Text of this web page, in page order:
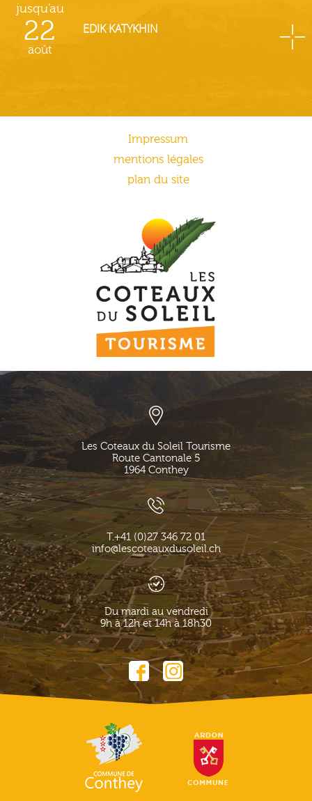
jusqu'au
22
août
EDIK KATYKHIN
Impressum
mentions légales
plan du site
Les Coteaux du Soleil Tourisme
Route Cantonale 5
1964 Conthey
T.+41 (0)27 346 72 01
info@lescoteauxdusoleil.ch
Du mardi au vendredi
9h à 12h et 14h à 18h30